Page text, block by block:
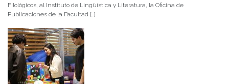
Filológicos, al Instituto de Lingüística y Literatura, la Oficina de
Publicaciones de la Facultad […]